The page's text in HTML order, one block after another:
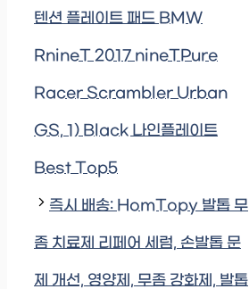
텐션 플레이트 패드 BMW
RnineT 2017 nineTPure
Racer Scrambler Urban
GS, 1) Black 나인플레이트
Best Top5
즉시 배송: HomTopy 발톱 무
좀 치료제 리페어 세럼, 손발톱 문
제 개선, 영양제, 무좀 강화제, 발톱